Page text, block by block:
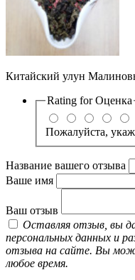
Китайский улун
Rating forОценка
Пожалуйста,
Название вашего отзыва
Ваше имя
Ваш отзыв
Оставляя отзыв, вы
персональных данных и
отзыва на сайте. Вы
любое время.